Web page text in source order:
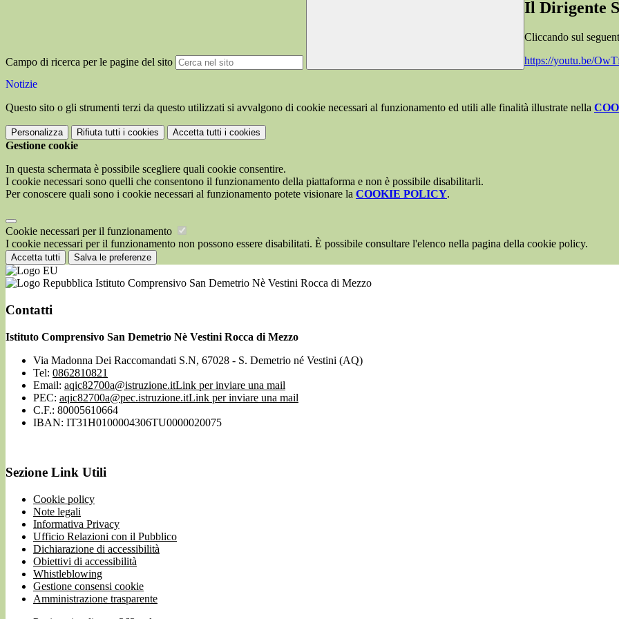
Campo di ricerca per le pagine del sito
Il Dirigente
Cliccando sul
https://youtu.be/
Notizie
Questo sito o gli strumenti terzi da questo utilizzati si avvalgono di cookie necessari al funzionamento ed utili alle finalità illustrate nella
Personalizza Rifiuta tutti i cookies Accetta tutti i cookies
Gestione cookie
In questa schermata è possibile scegliere quali cookie consentire.
I cookie necessari sono quelli che consentono il funzionamento della piattaforma e non è possibile disabilitarli.
Per conoscere quali sono i cookie necessari al funzionamento potete visionare la COOKIE POLICY.
Cookie necessari per il funzionamento
I cookie necessari per il funzionamento non possono essere disabilitati. È possibile consultare l'elenco nella pagina della cookie policy.
Accetta tutti Salva le preferenze
Istituto Comprensivo San Demetrio Nè Vestini Rocca di Mezzo
Contatti
Istituto Comprensivo San Demetrio Nè Vestini Rocca di Mezzo
Via Madonna Dei Raccomandati S.N, 67028 - S. Demetrio né Vestini (AQ)
Tel: 0862810821
Email: aqic82700a@istruzione.itLink per inviare una mail
PEC: aqic82700a@pec.istruzione.itLink per inviare una mail
C.F.: 80005610664
IBAN: IT31H0100004306TU0000020075
Sezione Link Utili
Cookie policy
Note legali
Informativa Privacy
Ufficio Relazioni con il Pubblico
Dichiarazione di accessibilità
Obiettivi di accessibilità
Whistleblowing
Gestione consensi cookie
Amministrazione trasparente